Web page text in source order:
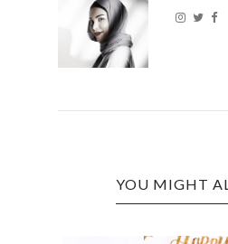
YOU MIGHT